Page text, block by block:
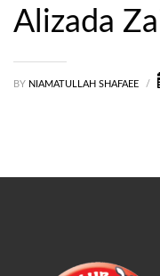
Alizada
BY NIAMATULLAH SHAFAEE /